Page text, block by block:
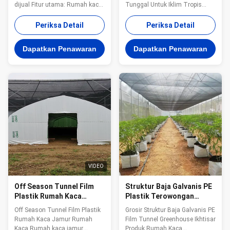
dijual Fitur utama: Rumah kaca
film bentang tunggal diterapkan
pada penanaman sayuran dan
tanaman ekonomi lainnya,
secara efektif mencegah
bencana alam dan
meningkatkan keluaran dan
keunggulan perakitan mudah, ...
Periksa Detail
Dapatkan Penawaran
Tunggal Untuk Iklim Tropis
pengantar Rumah kaca film
bentang tunggal juga disebut
rumah kaca terowongan
tunggal.Ada dua jenis rumah
kaca film bentang tunggal
menurut struktur atapnya, yaitu
bernada.Sangat mudah untuk ...
Periksa Detail
Dapatkan Penawaran
VIDEO
Off Season Tunnel Film
Plastik Rumah Kaca
Jamur Rumah Kaca
Off Season Tunnel Film Plastik
Rumah Kaca Jamur Rumah
Kaca Rumah kaca jamur
Struktur Baja Galvanis PE
Plastik Terowongan
Rumah Kaca Film
Polietilen Rumah Kaca
Grosir Struktur Baja Galvanis PE
Film Tunnel Greenhouse Ikhtisar
Produk Rumah Kaca